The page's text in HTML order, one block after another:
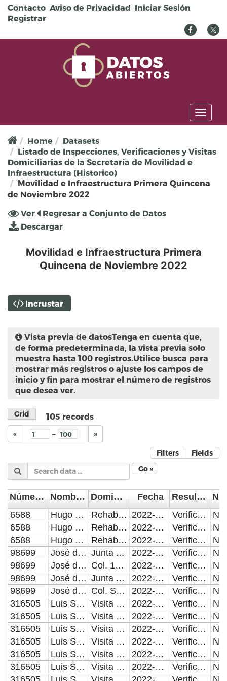
Pasar al contenido principal
Contacto Aviso de Privacidad Iniciar Sesión
Registrar
Toggle
Home
Datasets
Listado de Inspecciones, Verificaciones y Visitas
Domiciliarias de la Secretaría de Movilidad e
Infraestructura (Historico)
Movilidad e Infraestructura Primera Quincena
de Noviembre 2022
Solapas principales
Ver (solapa
activa)
Regresar a Conjunto de Datos
Descargar
Movilidad e Infraestructura Primera
Quincena de Noviembre 2022
Incrustar
Vista previa de datosTenga en cuenta que,
de forma predeterminada, la vista previa solo
muestra hasta 100 registros.Utilice busca para
mostrar más registros o ajuste los campos de
inicio y fin para mostrar el número de registros
que desea ver.
Grid 105 records
« – »
Filters
Fields
Go »
Número de Control Nombre del Supervisor/Verificador Domicilio de la visita Fecha
Resultado de la Inspección, Verificación o Visita Domiciliaria
6588
Hugo Ortega Sánchez Rehabilitación Parque Cerro de Amalucan 2022-11-04
Verificación o Inspección con resultado positivo.
6588
Hugo Ortega Sánchez Rehabilitación Parque Juego de Pelota 2022-11-08
Verificación o Inspección con resultado positivo.
6588
Hugo Ortega Sánchez Rehabilitación Parque Juego de Pelota 2022-11-09
Verificación o Inspección con resultado positivo.
98699
José de Jesús Eliosa Cañete Junta Auxiliar San Francisco Totimehuacan 2022-11-07
Verificación o Inspección con resultado positivo.
98699
José de Jesús Eliosa Cañete Col. 15 de Septiembre 2022-11-08
Verificación o Inspección con resultado positivo.
98699
José de Jesús Eliosa Cañete Junta Auxiliar San Andrés Azumiatla 2022-11-09
Verificación o Inspección con resultado positivo.
98699
José de Jesús Eliosa Cañete Col. Santa Cruz La Ixtla 2022-11-14
Verificación o Inspección con resultado positivo.
316505
Luis Santopietro Rodriguez Visita de obra a Parque Juego de Pelota 2022-11-01
Verificación o Inspección con resultado positivo.
316505
Luis Santopietro Rodriguez Visita de obra a Parque Juego de Pelota 2022-11-04
Verificación o Inspección con resultado positivo.
316505
Luis Santopietro Rodriguez Visita de obra a Parque Juego de Pelota 2022-11-08
Verificación o Inspección con resultado positivo.
316505
Luis Santopietro Rodriguez Visita de obra a Parque Juego de Pelota 2022-11-09
Verificación o Inspección con resultado positivo.
316505
Luis Santopietro Rodriguez Visita de obra a Parque Juego de Pelota 2022-11-11
Verificación o Inspección con resultado positivo.
316505
Luis Santopietro Rodriguez Visita de obra a Parque Juego de Pelota 2022-11-14
Verificación o Inspección con resultado positivo.